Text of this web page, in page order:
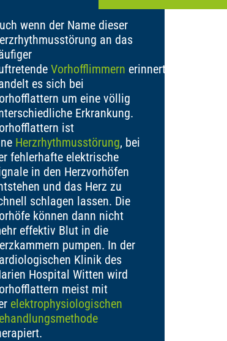
wenn der Name dieser
an das
Vorhofflimmern erinnert,
es sich bei
um eine völlig
Erkrankung.
ist
Herzrhythmusstörung, bei
fehlerhafte elektrische
in den Herzvorhöfen
und das Herz zu
schlagen lassen. Die
können dann nicht
effektiv Blut in die
pumpen. In der
Klinik des
Hospital Witten wird
meist mit
elektrophysiologischen